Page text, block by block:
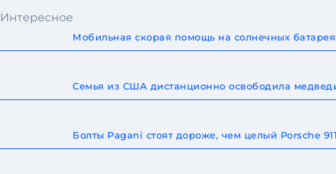
Интересное
Мобильная скорая помощь на солнечных
Семья из США дистанционно освободила
Болты Pagani стоят дороже, чем целый Porsche 911